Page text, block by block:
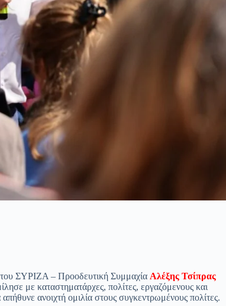
του ΣΥΡΙΖΑ – Προοδευτική Συμμαχία Αλέξης Τσίπρας
με καταστηματάρχες, πολίτες, εργαζόμενους και
ανοιχτή ομιλία στους συγκεντρωμένους πολίτες.